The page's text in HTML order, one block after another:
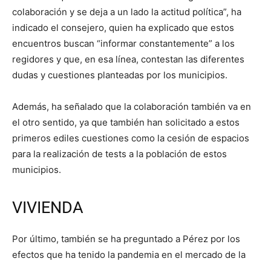
colaboración y se deja a un lado la actitud política”, ha
indicado el consejero, quien ha explicado que estos
encuentros buscan “informar constantemente” a los
regidores y que, en esa línea, contestan las diferentes
dudas y cuestiones planteadas por los municipios.
Además, ha señalado que la colaboración también va en
el otro sentido, ya que también han solicitado a estos
primeros ediles cuestiones como la cesión de espacios
para la realización de tests a la población de estos
municipios.
VIVIENDA
Por último, también se ha preguntado a Pérez por los
efectos que ha tenido la pandemia en el mercado de la